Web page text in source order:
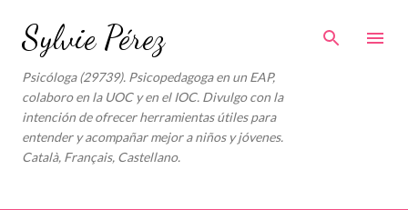
Sylvie Pérez
Psicóloga (29739). Psicopedagoga en un EAP,
colaboro en la UOC y en el IOC. Divulgo con la
intención de ofrecer herramientas útiles para
entender y acompañar mejor a niños y jóvenes.
Català, Français, Castellano.